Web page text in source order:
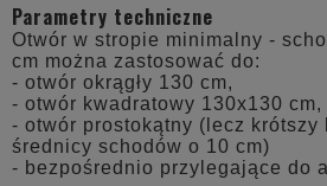
Parametry techniczne
Otwór w stropie minimalny -
cm można zastosować do:
- otwór okrągły 130 cm,
- otwór kwadratowy 130x130 cm,
- otwór prostokątny (lecz krótszy
średnicy schodów o 10 cm)
- bezpośrednio przylegające do